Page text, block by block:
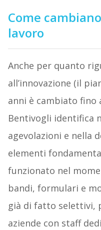
Come
lavoro
Anche per quanto
all’innovazione (il
anni è cambiato fino
Bentivogli identifica
agevolazioni e nella
elementi
funzionato nel
bandi, formulari e
già di fatto selettivi,
aziende con staff